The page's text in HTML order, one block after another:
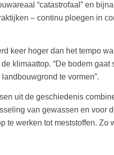
“catastrofaal” en
– continu ploegen in
keer hoger dan het tempo
klimaattop. “De bodem
te vormen”.
uit de geschiedenis
van gewassen en
te werken tot meststoffen.